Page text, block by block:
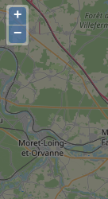
+
−